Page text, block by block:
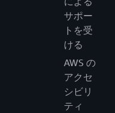
サポー
トを受
ける
AWS の
アクセ
シビリ
ティ